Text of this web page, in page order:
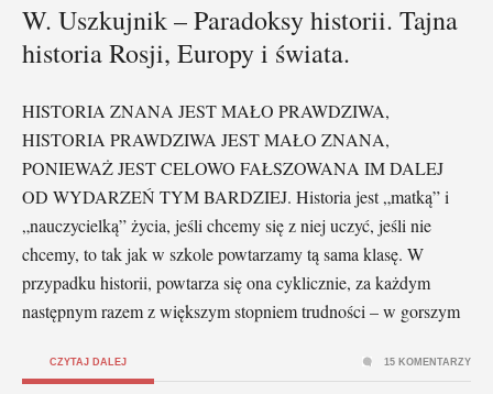
W. Uszkujnik – Paradoksy historii. Tajna
historia Rosji, Europy i świata.
HISTORIA ZNANA JEST MAŁO PRAWDZIWA,
HISTORIA PRAWDZIWA JEST MAŁO ZNANA,
PONIEWAŻ JEST CELOWO FAŁSZOWANA IM DALEJ
OD WYDARZEŃ TYM BARDZIEJ. Historia jest „matką” i
„nauczycielką” życia, jeśli chcemy się z niej uczyć, jeśli nie
chcemy, to tak jak w szkole powtarzamy tą sama klasę. W
przypadku historii, powtarza się ona cyklicznie, za każdym
następnym razem z większym stopniem trudności – w gorszym
CZYTAJ DALEJ 15 KOMENTARZY